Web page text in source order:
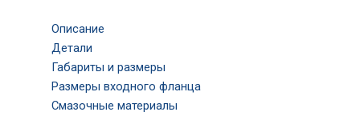
Описание
Детали
Габариты и размеры
Размеры входного фланца
Смазочные материалы